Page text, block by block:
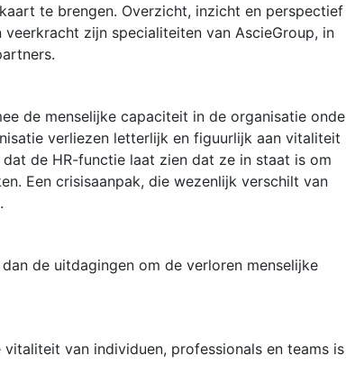
te brengen. Overzicht, inzicht en perspectief
zijn specialiteiten van AscieGroup, in
de menselijke capaciteit in de organisatie
verliezen letterlijk en figuurlijk aan vitaliteit
de HR-functie laat zien dat ze in staat is om
Een crisisaanpak, die wezenlijk verschilt van
de uitdagingen om de verloren menselijke
van individuen, professionals en teams is